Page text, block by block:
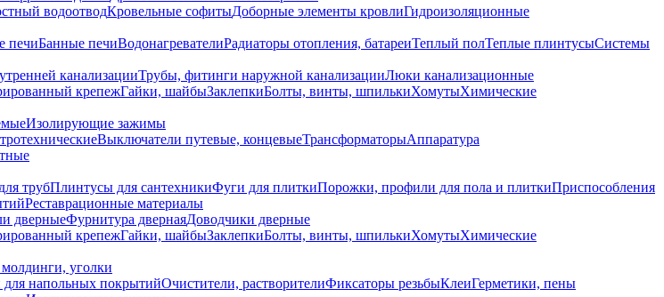
водоотводКровельные софитыДоборные элементы кровлиГидроизоляционные
печиБанные печиВодонагревателиРадиаторы отопления, батареиТеплый полТеплые плинтусыСистемы
канализацииТрубы, фитинги наружной канализацииЛюки канализационные
крепежГайки, шайбыЗаклепкиБолты, винты, шпилькиХомутыХимические
Изолирующие зажимы
Выключатели путевые, концевыеТрансформаторыАппаратура
трубПлинтусы для сантехникиФуги для плиткиПорожки, профили для пола и плиткиПриспособления
Реставрационные материалы
дверныеФурнитура двернаяДоводчики дверные
крепежГайки, шайбыЗаклепкиБолты, винты, шпилькиХомутыХимические
уголки
для напольных покрытийОчистители, растворителиФиксаторы резьбыКлеиГерметики, пены